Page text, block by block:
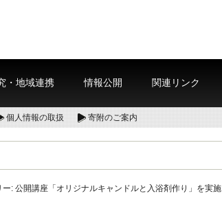
・地域連携 情報公開 関連リンク
個人情報の取扱 寄附のご案内
ー: 公開講座「オリジナルキャンドルと入浴剤作り」を実施